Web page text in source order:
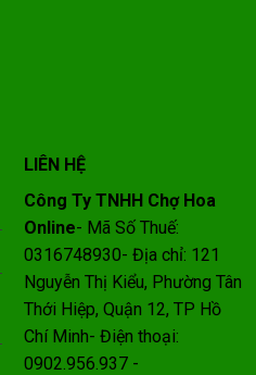
LIÊN HỆ
Công Ty TNHH Chợ Hoa
Online- Mã Số Thuế:
0316748930- Địa chỉ: 121
Nguyễn Thị Kiểu, Phường Tân
Thới Hiệp, Quận 12, TP Hồ
Chí Minh- Điện thoại:
0902.956.937 -